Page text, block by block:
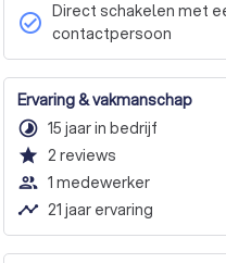
check_circle Direct schakelen met
contactpersoon
Ervaring & vakmanschap
timelapse 15 jaar in bedrijf
star 2 reviews
people_outline 1 medewerker
timeline 21 jaar ervaring